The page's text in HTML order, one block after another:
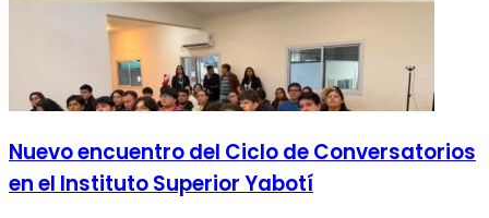
Nuevo encuentro del Ciclo de Conversatorios
en el Instituto Superior Yabotí